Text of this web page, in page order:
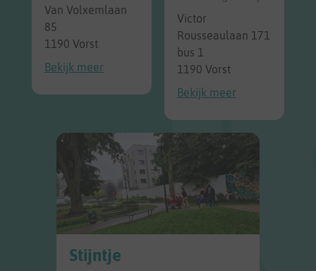
Van Volxemlaan
85
1190 Vorst
Bekijk meer
Victor
Rousseaulaan 171
bus 1
1190 Vorst
Bekijk meer
Stijntje